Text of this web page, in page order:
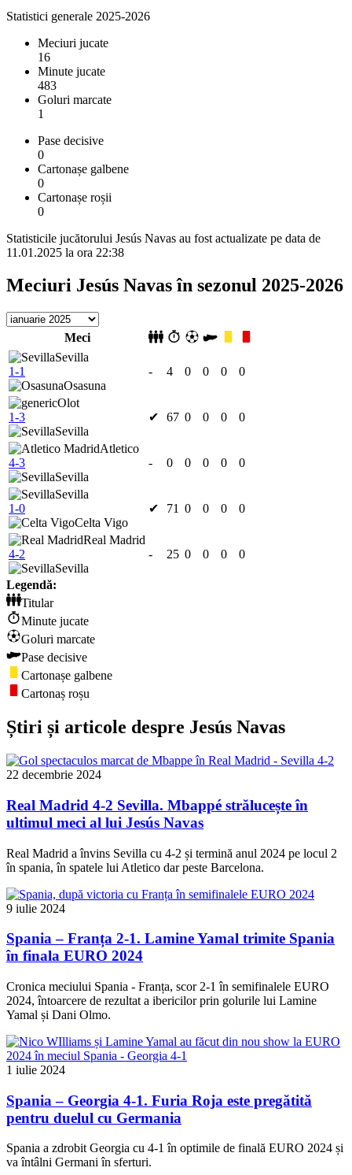
Statistici generale 2025-2026
Meciuri jucate
16
Minute jucate
483
Goluri marcate
1
Pase decisive
0
Cartonașe galbene
0
Cartonașe roșii
0
Statisticile jucătorului Jesús Navas au fost actualizate pe data de
11.01.2025 la ora 22:38
Meciuri Jesús Navas în sezonul 2025-2026
Meci
Sevilla
1-1
Osasuna
- 4 0 0 0 0
Olot
1-3
Sevilla
✔ 67 0 0 0 0
Atletico
4-3
Sevilla
- 0 0 0 0 0
Sevilla
1-0
Celta Vigo
✔ 71 0 0 0 0
Real Madrid
4-2
Sevilla
- 25 0 0 0 0
Legendă:
Titular
Minute jucate
Goluri marcate
Pase decisive
Cartonașe galbene
Cartonaș roșu
Știri și articole despre Jesús Navas
22 decembrie 2024
Real Madrid 4-2 Sevilla. Mbappé strălucește în
ultimul meci al lui Jesús Navas
Real Madrid a învins Sevilla cu 4-2 și termină anul 2024 pe locul 2
în spania, în spatele lui Atletico dar peste Barcelona.
9 iulie 2024
Spania – Franța 2-1. Lamine Yamal trimite Spania
în finala EURO 2024
Cronica meciului Spania - Franța, scor 2-1 în semifinalele EURO
2024, întoarcere de rezultat a ibericilor prin golurile lui Lamine
Yamal și Dani Olmo.
1 iulie 2024
Spania – Georgia 4-1. Furia Roja este pregătită
pentru duelul cu Germania
Spania a zdrobit Georgia cu 4-1 în optimile de finală EURO 2024 și
va întâlni Germani în sferturi.